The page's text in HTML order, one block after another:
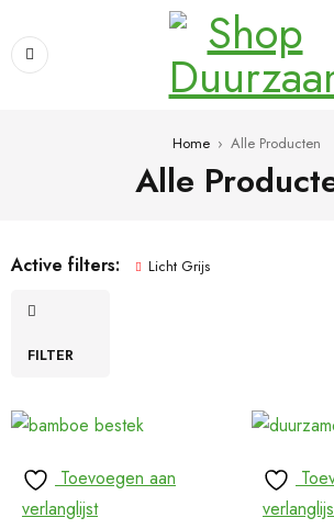
Home › Alle Producten
Alle
Active filters: Licht Grijs
FILTER
Toevoegen aan
verlanglijst